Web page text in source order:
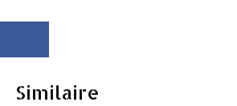
Similaire